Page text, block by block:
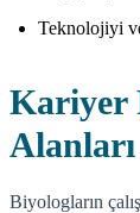
Teknolojiyi
Kariyer
Alanları
Biyologların